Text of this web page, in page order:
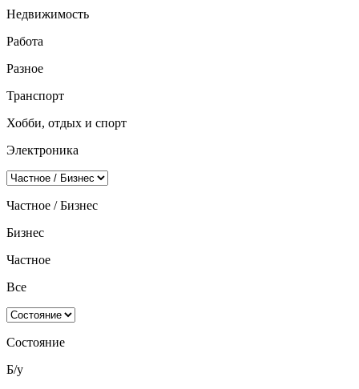
Недвижимость
Работа
Разное
Транспорт
Хобби, отдых и спорт
Электроника
Частное / Бизнес
Бизнес
Частное
Все
Состояние
Б/у